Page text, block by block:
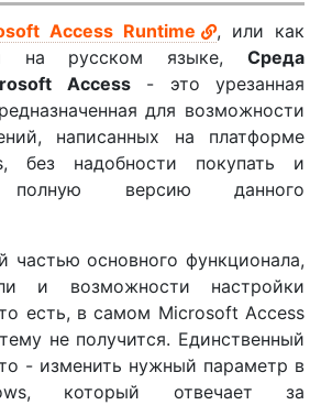
Access Runtime
, или как
на русском языке, Среда
Access- это урезанная
для возможности
написанных на платформе
без надобности покупать и
полную версию данного
частью основного функционала,
и возможности настройки
есть, в самом Microsoft Access
не получится. Единственный
- изменить нужный параметр в
который отвечает за